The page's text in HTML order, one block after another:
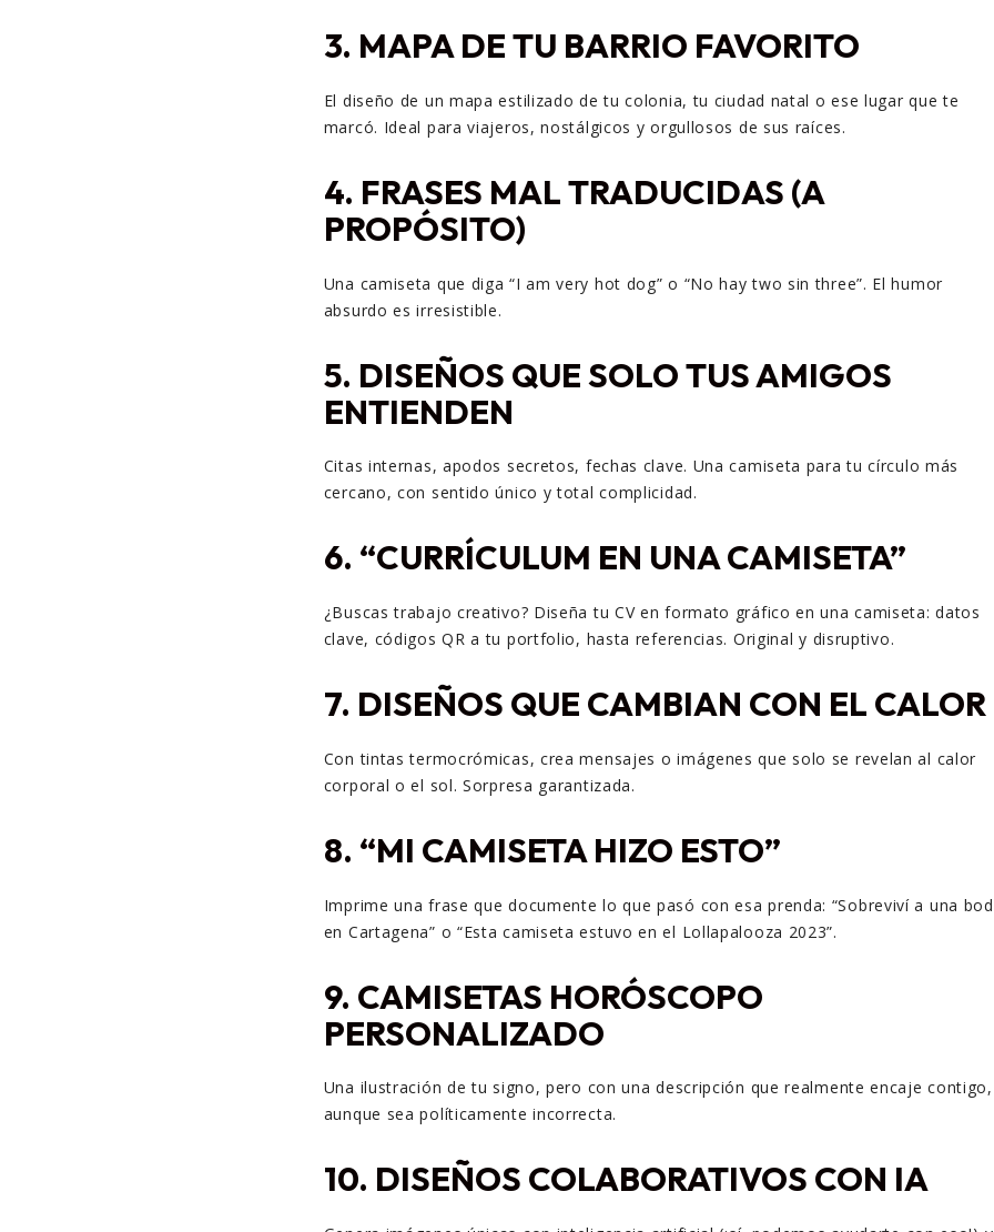
3. MAPA DE TU BARRIO FAVORITO
El diseño de un mapa estilizado de tu colonia, tu ciudad natal o ese lugar que te
marcó. Ideal para viajeros, nostálgicos y orgullosos de sus raíces.
4. FRASES MAL TRADUCIDAS (A
PROPÓSITO)
Una camiseta que diga “I am very hot dog” o “No hay two sin three”. El humor
absurdo es irresistible.
5. DISEÑOS QUE SOLO TUS AMIGOS
ENTIENDEN
Citas internas, apodos secretos, fechas clave. Una camiseta para tu círculo más
cercano, con sentido único y total complicidad.
6. “CURRÍCULUM EN UNA CAMISETA”
¿Buscas trabajo creativo? Diseña tu CV en formato gráfico en una camiseta: datos
clave, códigos QR a tu portfolio, hasta referencias. Original y disruptivo.
7. DISEÑOS QUE CAMBIAN CON EL CALOR
Con tintas termocrómicas, crea mensajes o imágenes que solo se revelan al calor
corporal o el sol. Sorpresa garantizada.
8. “MI CAMISETA HIZO ESTO”
Imprime una frase que documente lo que pasó con esa prenda: “Sobreviví a una
en Cartagena” o “Esta camiseta estuvo en el Lollapalooza 2023”.
9. CAMISETAS HORÓSCOPO
PERSONALIZADO
Una ilustración de tu signo, pero con una descripción que realmente encaje contigo,
aunque sea políticamente incorrecta.
10. DISEÑOS COLABORATIVOS CON IA